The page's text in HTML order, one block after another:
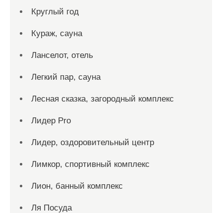
Круглый год
Кураж, сауна
Ланселот, отель
Легкий пар, сауна
Лесная сказка, загородный комплекс
Лидер Pro
Лидер, оздоровительный центр
Лимкор, спортивный комплекс
Лион, банный комплекс
Ля Посуда